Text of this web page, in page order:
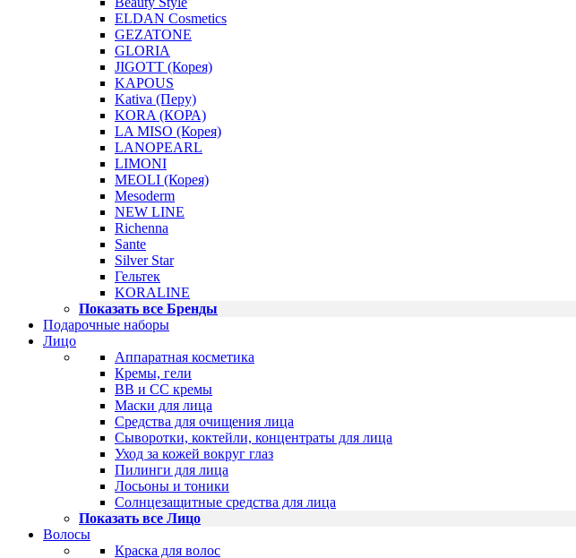
ELDAN Cosmetics
GEZATONE
GLORIA
JIGOTT (Корея)
KAPOUS
Kativa (Перу)
KORA (КОРА)
LA MISO (Корея)
LANOPEARL
LIMONI
MEOLI (Корея)
Mesoderm
NEW LINE
Richenna
Sante
Silver Star
Гельтек
KORALINE
Показать все Бренды
Подарочные наборы
Лицо
Аппаратная косметика
Кремы, гели
BB и CC кремы
Маски для лица
Средства для очищения лица
Сыворотки, коктейли, концентраты для лица
Уход за кожей вокруг глаз
Пилинги для лица
Лосьоны и тоники
Солнцезащитные средства для лица
Показать все Лицо
Волосы
Краска для волос